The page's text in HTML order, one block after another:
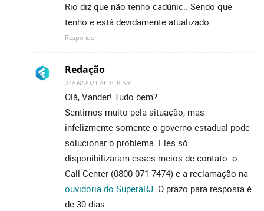
Rio diz que não tenho cadúnic.. Sendo que
tenho e está devidamente atualizado
Responder
Redação
24/09/2021 At 3:18 pm
Olá, Vander! Tudo bem?
Sentimos muito pela situação, mas
infelizmente somente o governo estadual pode
solucionar o problema. Eles só
disponibilizaram esses meios de contato: o
Call Center (0800 071 7474) e a reclamação na
ouvidoria do SuperaRJ. O prazo para resposta é
de 30 dias.